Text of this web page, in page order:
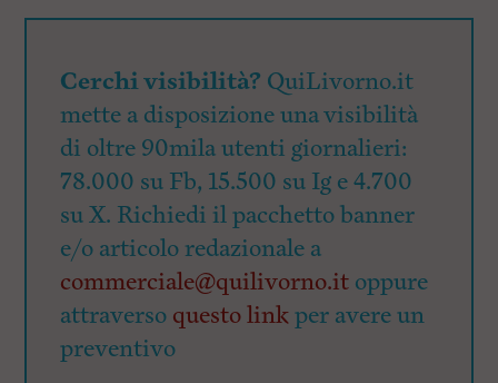
Cerchi visibilità? QuiLivorno.it
mette a disposizione una visibilità
di oltre 90mila utenti giornalieri:
78.000 su Fb, 15.500 su Ig e 4.700
su X. Richiedi il pacchetto banner
e/o articolo redazionale a
commerciale@quilivorno.it oppure
attraverso questo linkper avere un
preventivo